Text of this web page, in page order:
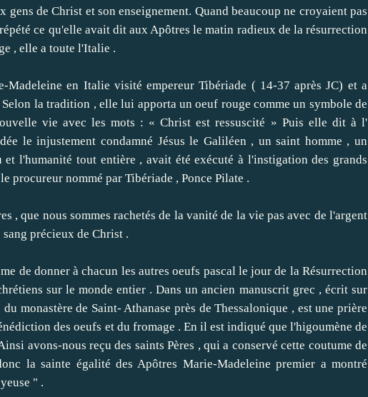
gens de Christ et son enseignement. Quand beaucoup ne croyaient pas
ce qu'elle avait dit aux Apôtres le matin radieux de la résurrection
, elle a toute l'Italie .
en Italie visité empereur Tibériade ( 14-37 après JC) et a
Selon la tradition , elle lui apporta un oeuf rouge comme un symbole de
vie avec les mots : « Christ est ressuscité » Puis elle dit à l'
le injustement condamné Jésus le Galiléen , un saint homme , un
l'humanité tout entière , avait été exécuté à l'instigation des grands
procureur nommé par Tibériade , Ponce Pilate .
que nous sommes rachetés de la vanité de la vie pas avec de l'argent
précieux de Christ .
donner à chacun les autres oeufs pascal le jour de la Résurrection
sur le monde entier . Dans un ancien manuscrit grec , écrit sur
monastère de Saint- Athanase près de Thessalonique , est une prière
des oeufs et du fromage . En il est indiqué que l'higoumène de
avons-nous reçu des saints Pères , qui a conservé cette coutume de
la sainte égalité des Apôtres Marie-Madeleine premier a montré
" .